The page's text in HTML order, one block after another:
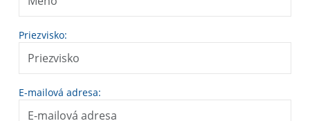
Priezvisko:
E-mailová adresa: